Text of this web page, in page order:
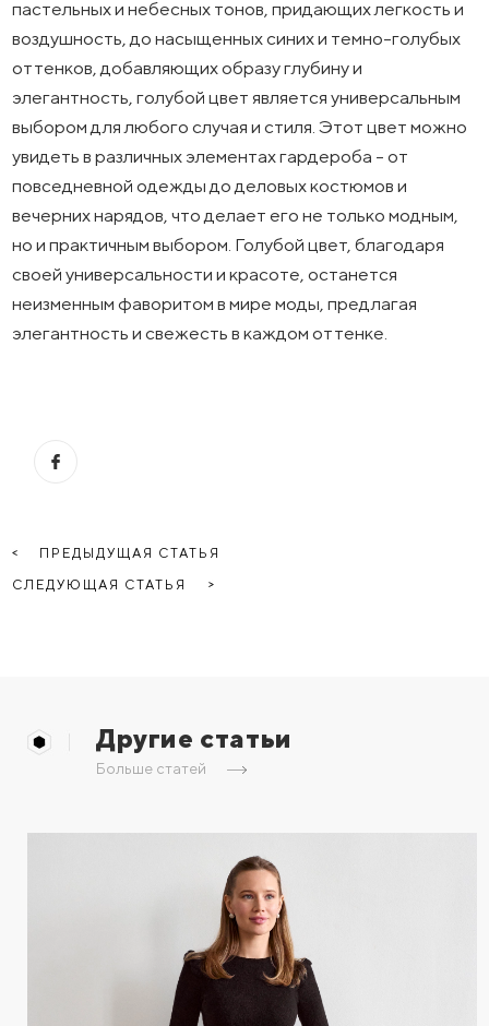
пастельных и небесных тонов, придающих легкость и
воздушность, до насыщенных синих и темно-голубых
оттенков, добавляющих образу глубину и
элегантность, голубой цвет является универсальным
выбором для любого случая и стиля. Этот цвет можно
увидеть в различных элементах гардероба - от
повседневной одежды до деловых костюмов и
вечерних нарядов, что делает его не только модным,
но и практичным выбором. Голубой цвет, благодаря
своей универсальности и красоте, останется
неизменным фаворитом в мире моды, предлагая
элегантность и свежесть в каждом оттенке.
ПРЕДЫДУЩАЯ СТАТЬЯ
СЛЕДУЮЩАЯ СТАТЬЯ
Другие статьи
Больше статей